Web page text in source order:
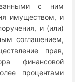
с ним
имуществом, и
и (или)
соглашением,
прав,
финансовой
процентами